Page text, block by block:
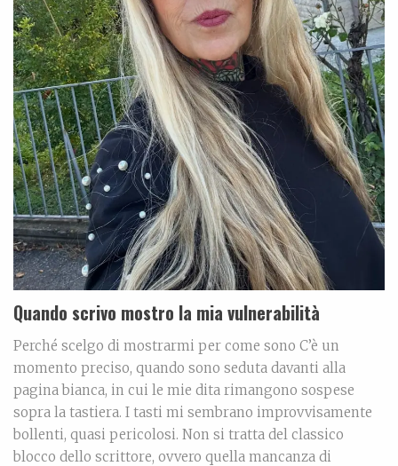
Quando scrivo mostro la mia vulnerabilità
Perché scelgo di mostrarmi per come sono C’è un
momento preciso, quando sono seduta davanti alla
pagina bianca, in cui le mie dita rimangono sospese
sopra la tastiera. I tasti mi sembrano improvvisamente
bollenti, quasi pericolosi. Non si tratta del classico
blocco dello scrittore, ovvero quella mancanza di